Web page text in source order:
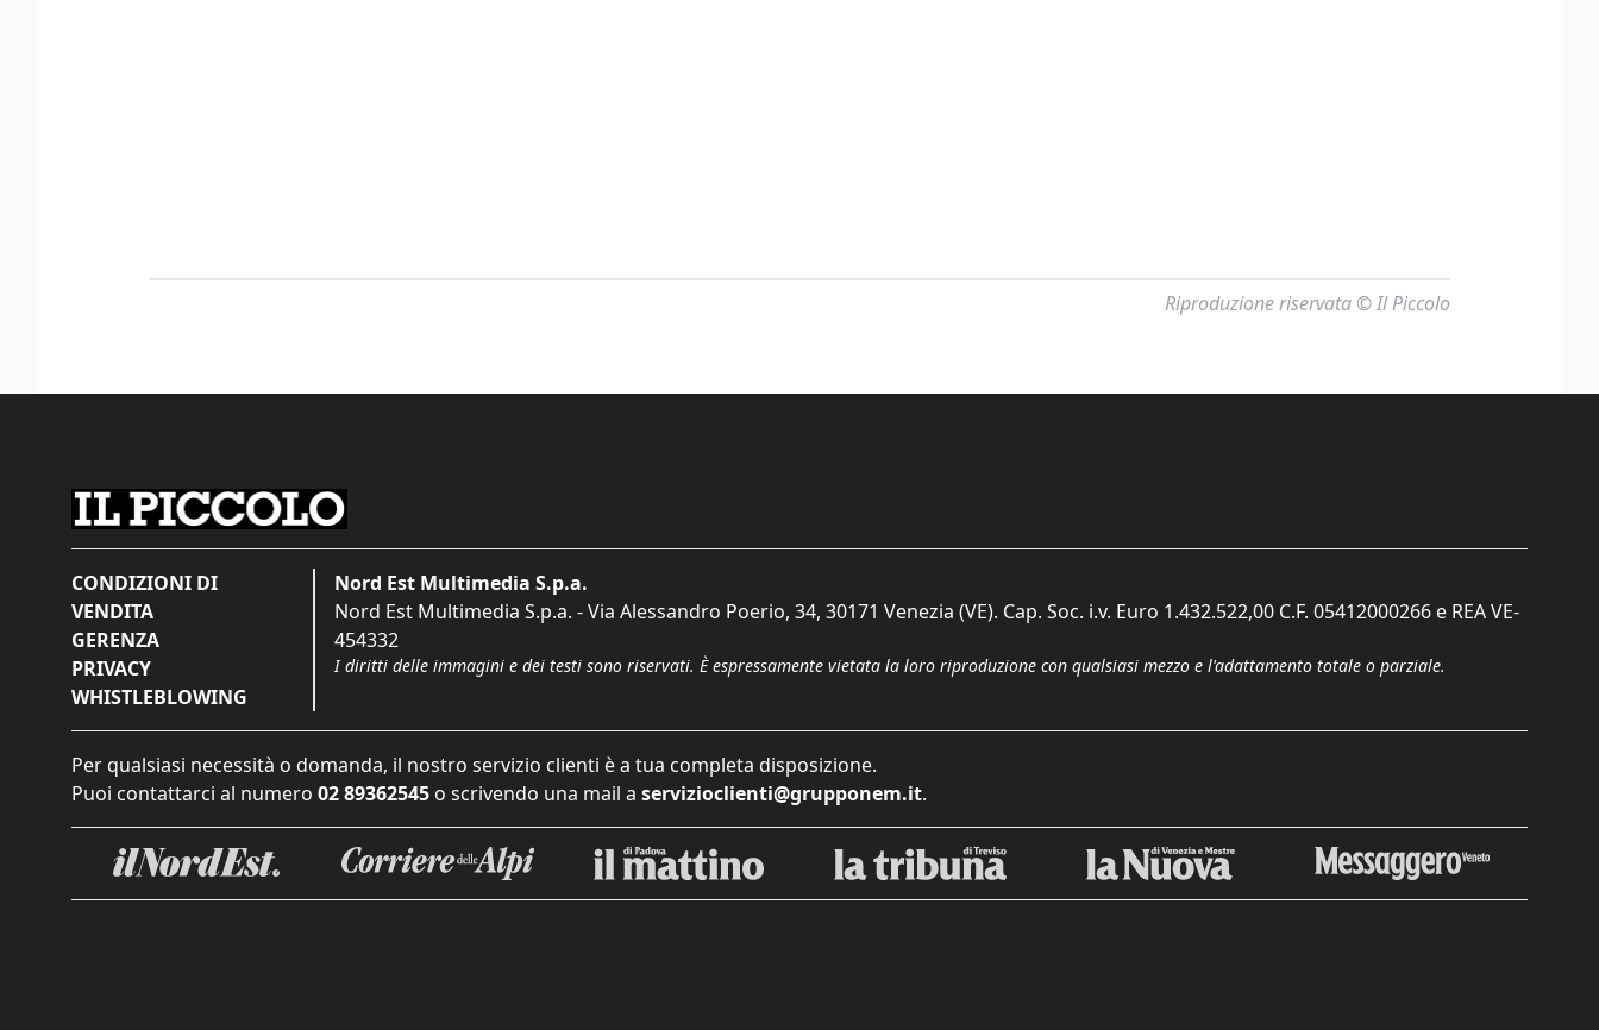
Riproduzione riservata © Il Piccolo
CONDIZIONI DI
VENDITA
GERENZA
PRIVACY
WHISTLEBLOWING
Nord Est Multimedia S.p.a.
Nord Est Multimedia S.p.a. - Via Alessandro Poerio, 34, 30171 Venezia (VE). Cap. Soc. i.v. Euro 1.432.522,00 C.F. 05412000266 e REA VE-
454332
I diritti delle immagini e dei testi sono riservati. È espressamente vietata la loro riproduzione con qualsiasi mezzo e l'adattamento totale o parziale.
Per qualsiasi necessità o domanda, il nostro servizio clienti è a tua completa disposizione.
Puoi contattarci al numero 02 89362545 o scrivendo una mail a servizioclienti@grupponem.it.